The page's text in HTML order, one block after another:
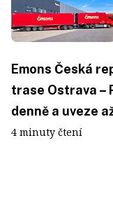
Emons Česká
trase Ostrava –
denně a uveze
4 minuty čtení